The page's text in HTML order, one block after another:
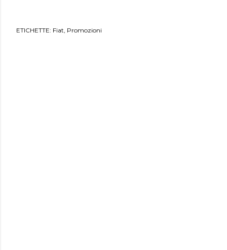
ETICHETTE: Fiat Promozioni